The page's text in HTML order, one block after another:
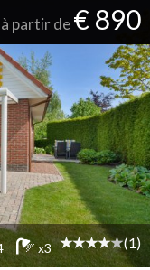
partir de€ 890
x3 (1)